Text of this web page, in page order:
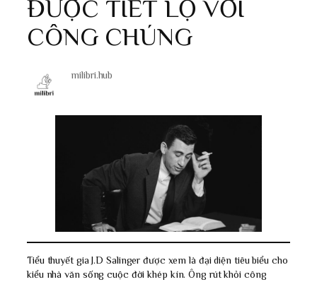
ĐƯỢC TIẾT LỘ VỚI
CÔNG CHÚNG
milibri.hub
Tiểu thuyết gia J.D Salinger được xem là đại diện tiêu biểu cho
kiểu nhà văn sống cuộc đời khép kín. Ông rút khỏi công